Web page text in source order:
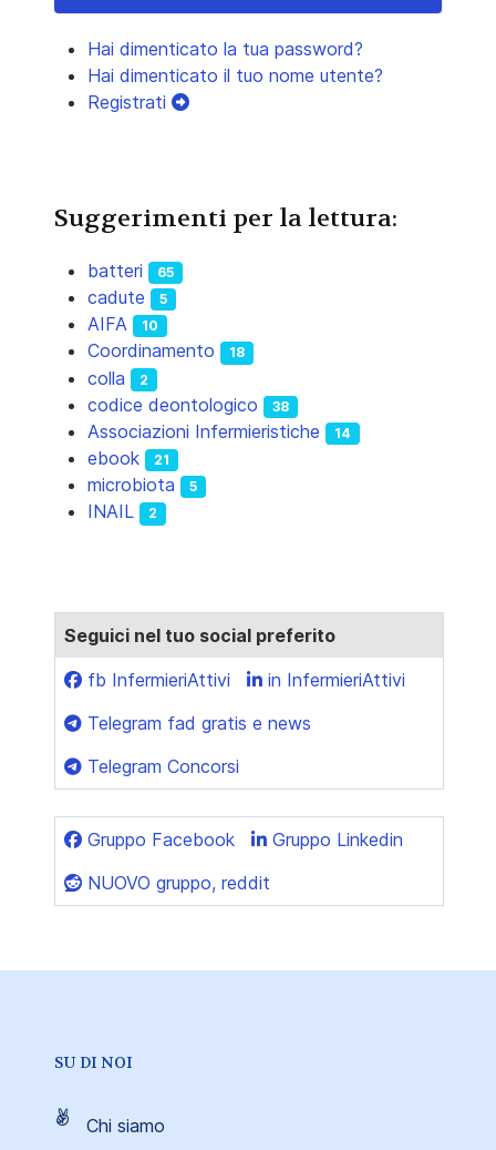
Hai dimenticato la tua password?
Hai dimenticato il tuo nome utente?
Registrati
Suggerimenti per la lettura:
batteri 65
cadute 5
AIFA 10
Coordinamento 18
colla 2
codice deontologico 38
Associazioni Infermieristiche 14
ebook 21
microbiota 5
INAIL 2
Seguici nel tuo social preferito
fb InfermieriAttivi
in InfermieriAttivi
Telegram fad gratis e news
Telegram Concorsi
Gruppo Facebook
Gruppo Linkedin
NUOVO gruppo, reddit
SU DI NOI
Chi siamo